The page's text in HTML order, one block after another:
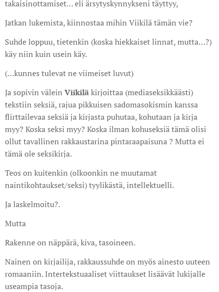
takaisinottamiset… eli ärsytyskynnykseni täyttyy,
Jatkan lukemista, kiinnostaa mihin Viikilä tämän vie?
Suhde loppuu, tietenkin (koska hiekkaiset linnat, mutta…?)
käy niin kuin usein käy.
(…kunnes tulevat ne viimeiset luvut)
Ja sopivin välein Viikiläkirjoittaa (mediaseksikkäästi)
tekstiin seksiä, rajua pikkuisen sadomasokismin kanssa
flirttailevaa seksiä ja kirjasta puhutaa, kohutaan ja kirja
myy? Koska seksi myy? Koska ilman kohuseksiä tämä olisi
ollut tavallinen rakkaustarina pintaraapaisuna ? Mutta ei
tämä ole seksikirja.
Teos on kuitenkin (olkoonkin ne muutamat
naintikohtaukset/seksi) tyylikästä, intellektuelli.
Ja laskelmoitu?.
Mutta
Rakenne on näppärä, kiva, tasoineen.
Nainen on kirjailija, rakkaussuhde on myös ainesto uuteen
romaaniin. Intertekstuaaliset viittaukset lisäävät lukijalle
useampia tasoja.